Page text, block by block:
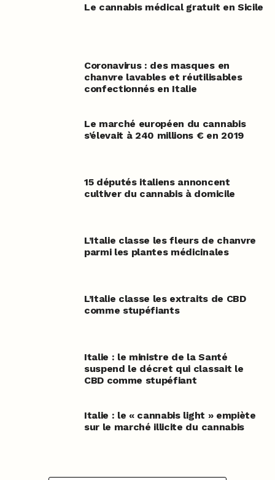
Le cannabis médical gratuit en Sicile
Coronavirus : des masques en
chanvre lavables et réutilisables
confectionnés en Italie
Le marché européen du cannabis
s’élevait à 240 millions € en 2019
15 députés italiens annoncent
cultiver du cannabis à domicile
L’Italie classe les fleurs de chanvre
parmi les plantes médicinales
L’Italie classe les extraits de CBD
comme stupéfiants
Italie : le ministre de la Santé
suspend le décret qui classait le
CBD comme stupéfiant
Italie : le « cannabis light » empiète
sur le marché illicite du cannabis